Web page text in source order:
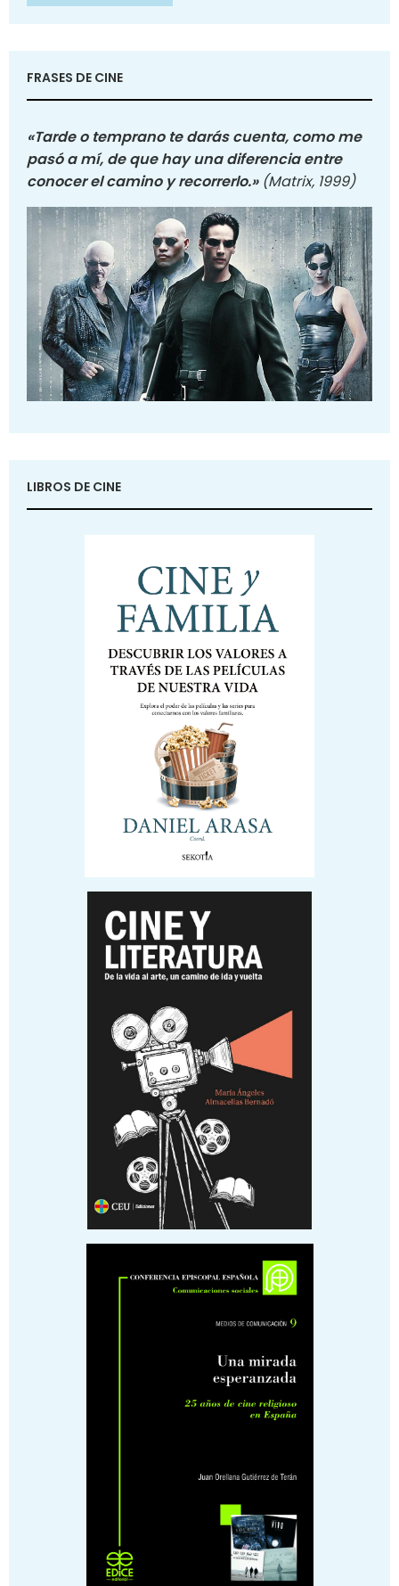
FRASES DE CINE
«Tarde o temprano te darás cuenta, como me
pasó a mí, de que hay una diferencia entre
conocer el camino y recorrerlo.» (Matrix, 1999)
LIBROS DE CINE